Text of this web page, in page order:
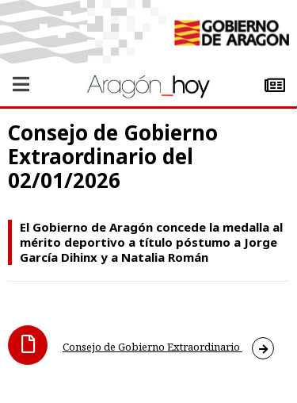
Consejo de Gobierno
Extraordinario del
02/01/2026
El Gobierno de Aragón concede la medalla al
mérito deportivo a título póstumo a Jorge
García Dihinx y a Natalia Román
Consejo de Gobierno Extraordinario